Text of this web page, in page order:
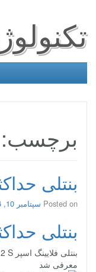
برچسب:
بنتلی
Posted on سپتامبر 10, 2016
بنتلی
معرفی شد